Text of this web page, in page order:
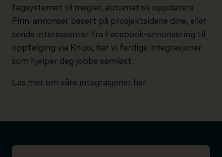
fagsystemet til megler, automatisk oppdatere
Finn-annonser basert på prosjektsidene dine, eller
sende interessenter fra Facebook-annonsering til
oppfølging via Knips, har vi ferdige integrasjoner
som hjelper deg jobbe sømløst.
Les mer om våre integrasjoner her